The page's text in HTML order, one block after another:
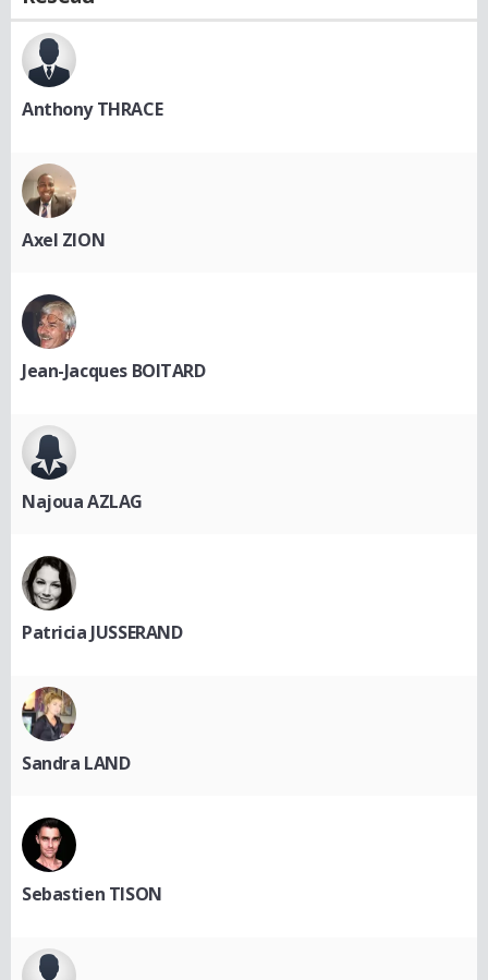
Anthony THRACE
Axel ZION
Jean-Jacques BOITARD
Najoua AZLAG
Patricia JUSSERAND
Sandra LAND
Sebastien TISON